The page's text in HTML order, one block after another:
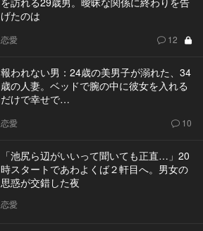
げたのは
恋愛 12
報われない男：24歳の美男子が溺れた、34
歳の人妻。ベッドで腕の中に彼女を入れる
だけで幸せで…
恋愛 10
「池尻ら辺がいいって聞いても正直…」20
時スタートであわよくば２軒目へ。男女の
思惑が交錯した夜
恋愛